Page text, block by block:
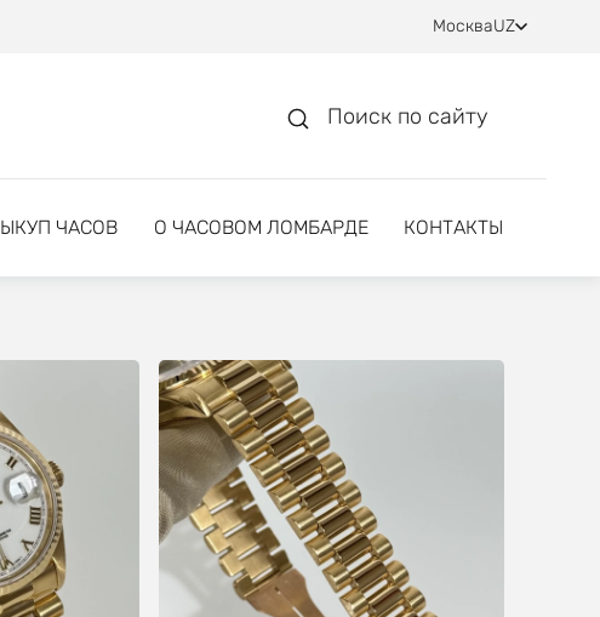
МоскваUZ
Поиск по сайту
ЧАСОВ О ЧАСОВОМ ЛОМБАРДЕ КОНТАКТЫ